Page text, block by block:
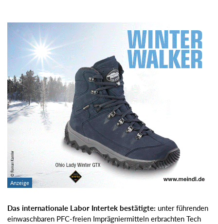
Das internationale Labor Intertek bestätigte: unter führenden
einwaschbaren PFC-freien Imprägniermitteln erbrachten Tech